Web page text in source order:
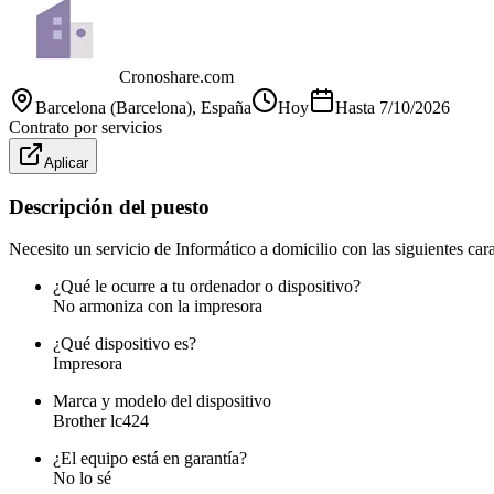
Cronoshare.com
Barcelona (Barcelona), España Hoy Hasta 7/10/2026
Contrato por servicios
Aplicar
Descripción del puesto
Necesito un servicio de Informático a domicilio con las siguientes
¿Qué le ocurre a tu ordenador o dispositivo?
No armoniza con la impresora
¿Qué dispositivo es?
Impresora
Marca y modelo del dispositivo
Brother lc424
¿El equipo está en garantía?
No lo sé